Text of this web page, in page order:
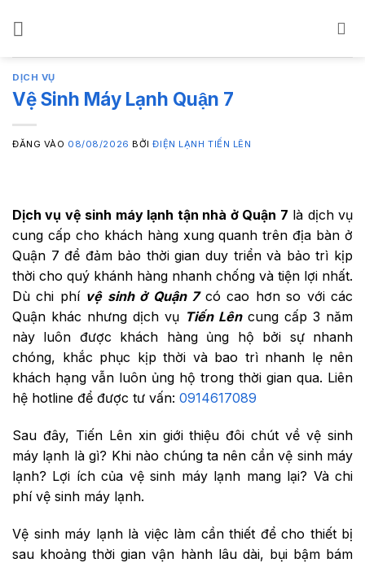
dungDỊCH VỤ
Vệ Sinh Máy Lạnh Quận 7
ĐĂNG VÀO 08/08/2026 BỞIĐIỆN LẠNH TIẾN LÊN
Dịch vụ vệ sinh máy lạnh tận nhà ở Quận 7 là dịch vụ
cung cấp cho khách hàng xung quanh trên địa bàn ở
Quận 7 để đảm bảo thời gian duy triển và bảo trì kịp
thời cho quý khánh hàng nhanh chống và tiện lợi nhất.
Dù chi phí vệ sinh ở Quận 7có cao hơn so với các
Quận khác nhưng dịch vụ Tiến Lêncung cấp 3 năm
này luôn được khách hàng ủng hộ bởi sự nhanh
chóng, khắc phục kịp thời và bao trì nhanh lẹ nên
khách hạng vẫn luôn ủng hộ trong thời gian qua. Liên
hệ hotline để được tư vấn: 0914617089
Sau đây, Tiến Lên xin giới thiệu đôi chút về vệ sinh
máy lạnh là gì? Khi nào chúng ta nên cần vệ sinh máy
lạnh? Lợi ích của vệ sinh máy lạnh mang lại? Và chi
phí vệ sinh máy lạnh.
Vệ sinh máy lạnh là việc làm cần thiết để cho thiết bị
sau khoảng thời gian vận hành lâu dài, bụi bậm bám